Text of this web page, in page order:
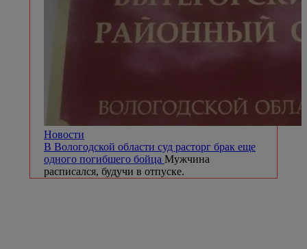
Новости
В Вологодской области суд расторг брак еще
одного погибшего бойца Мужчина
расписался, будучи в отпуске.